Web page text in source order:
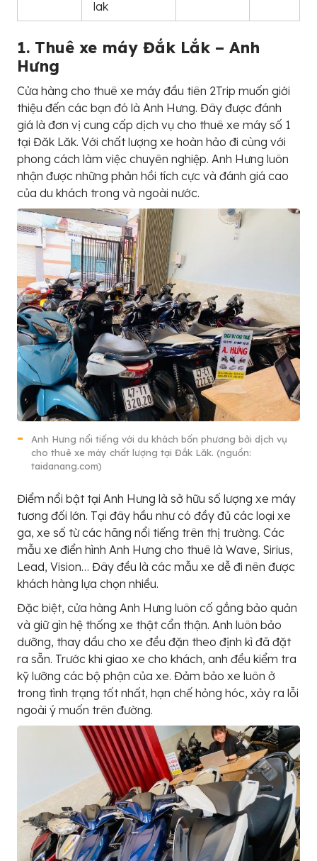
lak
1. Thuê xe máy Đắk Lắk – Anh
Hưng
Cửa hàng cho thuê xe máy đầu tiên 2Trip muốn giới
thiệu đến các bạn đó là Anh Hưng. Đây được đánh
giá là đơn vị cung cấp dịch vụ cho thuê xe máy số 1
tại Đăk Lăk. Với chất lượng xe hoàn hảo đi cùng với
phong cách làm việc chuyên nghiệp. Anh Hưng luôn
nhận được những phản hồi tích cực và đánh giá cao
của du khách trong và ngoài nước.
Anh Hưng nổi tiếng với du khách bốn phương bởi dịch vụ
cho thuê xe máy chất lượng tại Đắk Lăk. (nguồn:
taidanang.com)
Điểm nổi bật tại Anh Hưng là sở hữu số lượng xe máy
tương đối lớn. Tại đây hầu như có đầy đủ các loại xe
ga, xe số từ các hãng nổi tiếng trên thị trường. Các
mẫu xe điển hình Anh Hưng cho thuê là Wave, Sirius,
Lead, Vision… Đây đều là các mẫu xe dễ đi nên được
khách hàng lựa chọn nhiều.
Đặc biệt, cửa hàng Anh Hưng luôn cố gắng bảo quản
và giữ gìn hệ thống xe thật cẩn thận. Anh luôn bảo
dưỡng, thay dầu cho xe đều đặn theo định kì đã đặt
ra sẵn. Trước khi giao xe cho khách, anh đều kiểm tra
kỹ lưỡng các bộ phận của xe. Đảm bảo xe luôn ở
trong tình trạng tốt nhất, hạn chế hỏng hóc, xảy ra lỗi
ngoài ý muốn trên đường.